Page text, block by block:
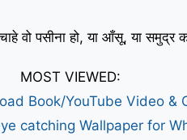
वो पसीना हो, या आँसू, या
MOST VIEWED:
Book/YouTube Video &
catching Wallpaper for